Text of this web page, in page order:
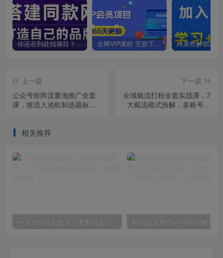
你还在到处找项目？还在当韭菜？我靠卖项目一个月收入5万+，曾经我也是个失败者。 全网VIP课程 无损下载~
上一篇
公众号矩阵流量池推广全套
课，推流入池机制选题标题
下一篇
全域截流打粉全套实战课，7
大截流模式拆解，多账号养
相关推荐
一天200打底收入，复制粘贴即可，一个适合任何人的项目！